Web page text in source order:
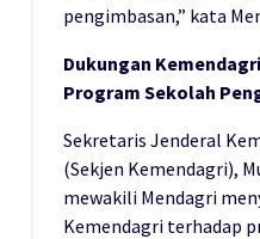
pengimbasan,” kata
Dukungan
Program Sekolah
Sekretaris Jenderal
(Sekjen Kemendagri),
mewakili Mendagri
Kemendagri terhadap